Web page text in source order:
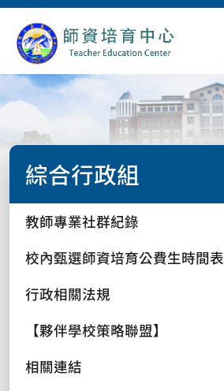
綜合行政組
教師專業社群紀錄
校內甄選師資培育公費生時間表
行政相關法規
【夥伴學校策略聯盟】
相關連結